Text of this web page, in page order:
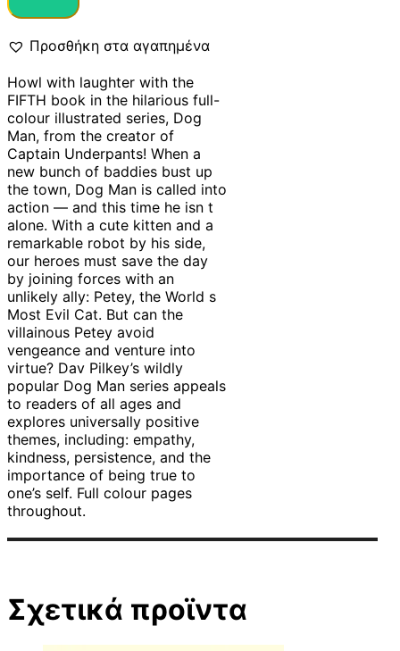
Προσθήκη στα αγαπημένα
Howl with laughter with the
FIFTH book in the hilarious full-
colour illustrated series, Dog
Man, from the creator of
Captain Underpants! When a
new bunch of baddies bust up
the town, Dog Man is called into
action — and this time he isn t
alone. With a cute kitten and a
remarkable robot by his side,
our heroes must save the day
by joining forces with an
unlikely ally: Petey, the World s
Most Evil Cat. But can the
villainous Petey avoid
vengeance and venture into
virtue? Dav Pilkey’s wildly
popular Dog Man series appeals
to readers of all ages and
explores universally positive
themes, including: empathy,
kindness, persistence, and the
importance of being true to
one’s self. Full colour pages
throughout.
Σχετικά προϊντα